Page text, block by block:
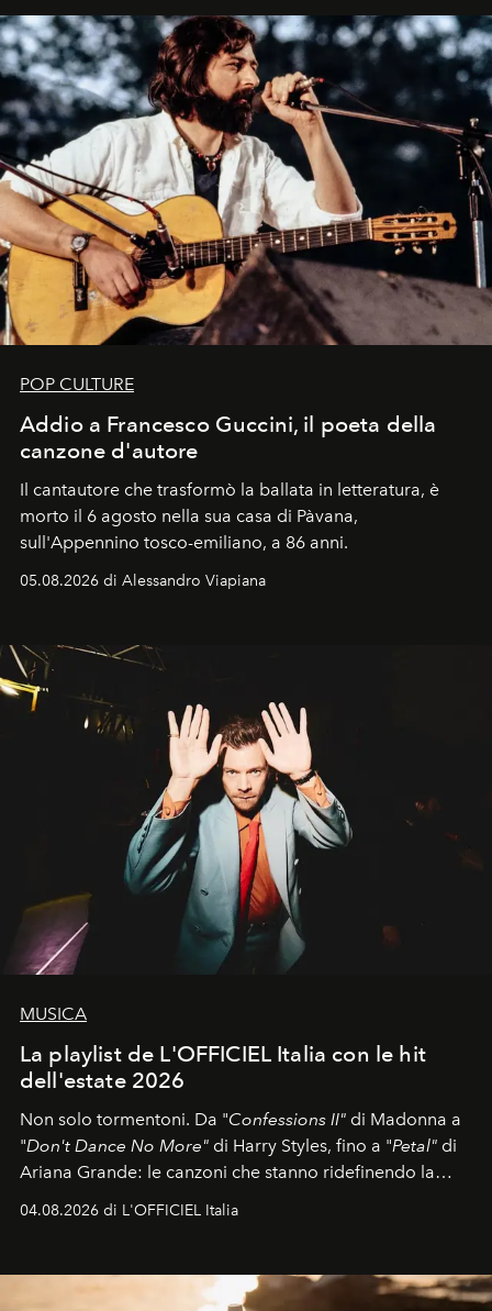
uno dei documenti più contemporanei che abbiamo.
POP CULTURE
Addio a Francesco Guccini, il poeta della
canzone d'autore
Il cantautore che trasformò la ballata in letteratura, è
morto il 6 agosto nella sua casa di Pàvana,
sull'Appennino tosco-emiliano, a 86 anni.
05.08.2026 di Alessandro Viapiana
MUSICA
La playlist de L'OFFICIEL Italia con le hit
dell'estate 2026
Non solo tormentoni. Da "Confessions II" di Madonna a
"Don't Dance No More" di Harry Styles, fino a "Petal" di
Ariana Grande: le canzoni che stanno ridefinendo la
04.08.2026 di L'OFFICIEL Italia